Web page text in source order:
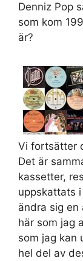
Denniz Pop
som kom
är?
Vi fortsätter
Det är
kassetter,
uppskattats
ändra sig en
här som jag
som jag kan
hel del av